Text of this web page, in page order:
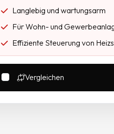
Langlebig und wartungsarm
Für Wohn- und
Effiziente Steuerung von
Vergleichen